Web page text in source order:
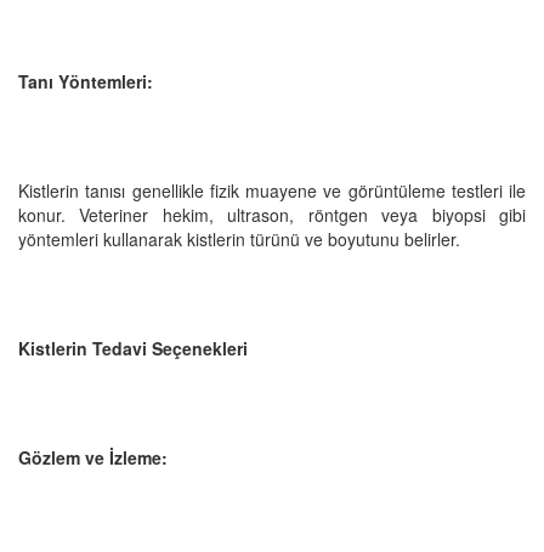
Tanı Yöntemleri:
Kistlerin tanısı genellikle fizik muayene ve görüntüleme testleri ile
konur. Veteriner hekim, ultrason, röntgen veya biyopsi gibi
yöntemleri kullanarak kistlerin türünü ve boyutunu belirler.
Kistlerin Tedavi Seçenekleri
Gözlem ve İzleme: